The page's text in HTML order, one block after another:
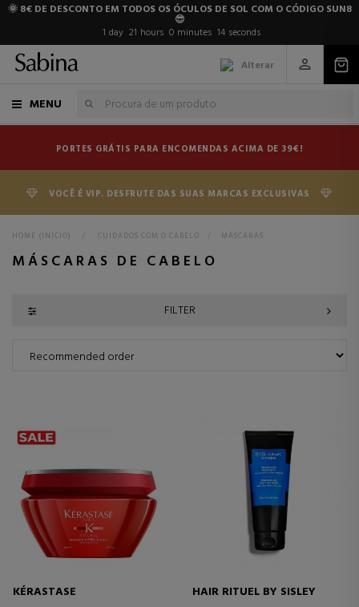
🌞 8€ DE DESCONTO EM TODOS OS ÓCULOS DE SOL COM O CÓDIGO SUN8
😎
1 day 21 hours 0 minutes 13 seconds
Alterar
MENU
PORTES GRÁTIS PARA ENCOMENDAS ACIMA DE 39€!
VOCÊ É VIP. DESFRUTE DAS SUAS MARCAS EXCLUSIVAS
HOME (INÍCIO) > CUIDADOS COM O CABELO > MÁSCARAS
MÁSCARAS DE CABELO
FILTER
KÉRASTASE
HAIR RITUEL BY SISLEY